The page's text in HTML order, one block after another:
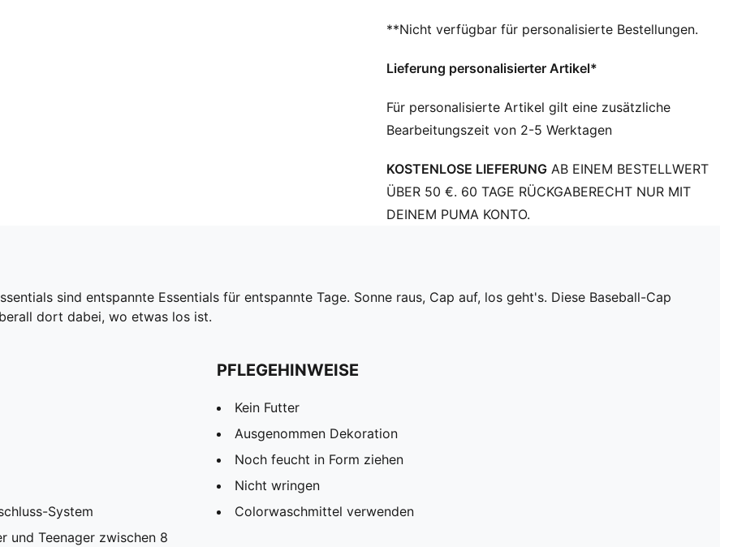
**Nicht verfügbar für personalisierte Bestellungen.
Lieferung personalisierter Artikel*
Für personalisierte Artikel gilt eine zusätzliche
Bearbeitungszeit von 2-5 Werktagen
KOSTENLOSE LIEFERUNG AB EINEM BESTELLWERT
ÜBER 50 €. 60 TAGE RÜCKGABERECHT NUR MIT
DEINEM PUMA KONTO.
sind entspannte Essentials für entspannte Tage. Sonne raus, Cap auf, los geht's. Diese Baseball-Cap
dort dabei, wo etwas los ist.
System
und Teenager zwischen 8
PFLEGEHINWEISE
Kein Futter
Ausgenommen Dekoration
Noch feucht in Form ziehen
Nicht wringen
Colorwaschmittel verwenden